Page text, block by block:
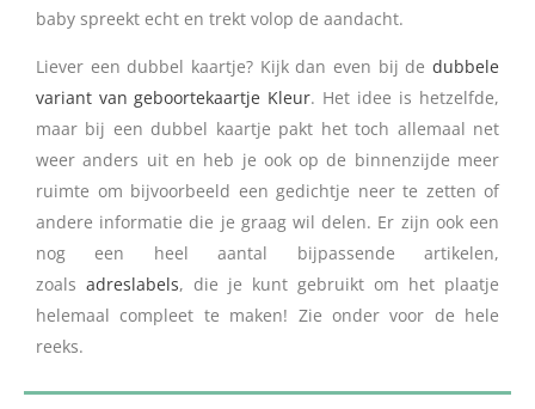
baby spreekt echt en trekt volop de aandacht.
Liever een dubbel kaartje? Kijk dan even bij de dubbele
variant van geboortekaartje Kleur. Het idee is hetzelfde,
maar bij een dubbel kaartje pakt het toch allemaal net
weer anders uit en heb je ook op de binnenzijde meer
ruimte om bijvoorbeeld een gedichtje neer te zetten of
andere informatie die je graag wil delen. Er zijn ook een
nog een heel aantal bijpassende artikelen,
zoals adreslabels, die je kunt gebruikt om het plaatje
helemaal compleet te maken! Zie onder voor de hele
reeks.